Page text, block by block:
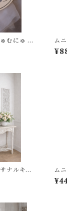
むにゅ 掛
ロッカン
ム
ポ
ナルキオ
パネル フ
ム
ノ
ブ